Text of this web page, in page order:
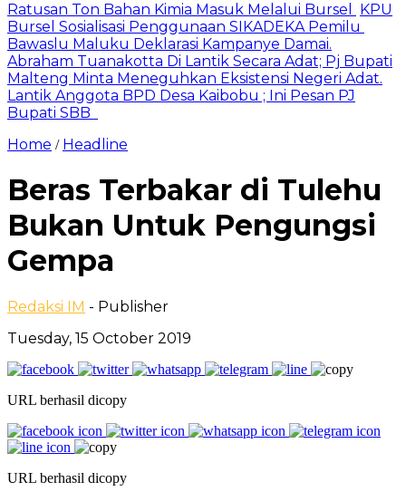
Ratusan Ton Bahan Kimia Masuk Melalui Bursel
KPU
Bursel Sosialisasi Penggunaan SIKADEKA Pemilu
Bawaslu Maluku Deklarasi Kampanye Damai.
Abraham Tuanakotta Di Lantik Secara Adat; Pj Bupati
Malteng Minta Meneguhkan Eksistensi Negeri Adat.
Lantik Anggota BPD Desa Kaibobu ; Ini Pesan PJ
Bupati SBB
Home / Headline
Beras Terbakar di Tulehu
Bukan Untuk Pengungsi
Gempa
Redaksi IM - Publisher
Tuesday, 15 October 2019
URL berhasil dicopy
URL berhasil dicopy